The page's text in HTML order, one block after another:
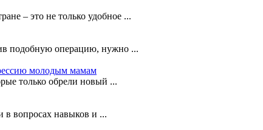
– это не только удобное ...
подобную операцию, нужно ...
молодым мамам
только обрели новый ...
в вопросах навыков и ...